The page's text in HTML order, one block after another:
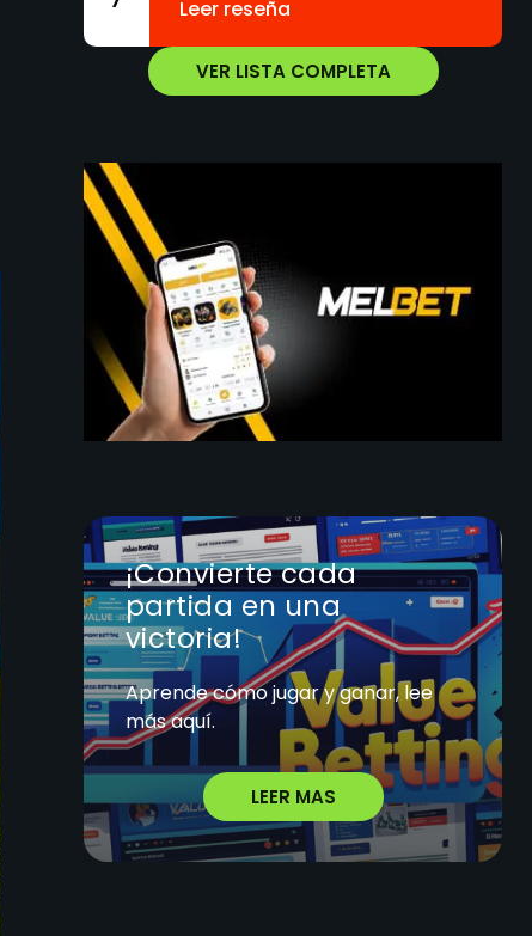
Leer reseña
VER LISTA COMPLETA
¡Convierte cada
partida en una
victoria!
Aprende cómo jugar y ganar, lee
más aquí.
LEER MAS